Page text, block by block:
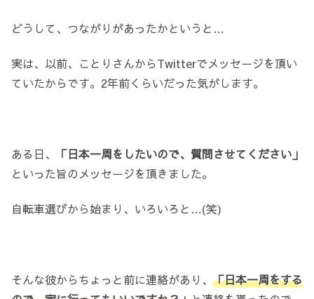
どうして、つながりがあったかというと…
実は、以前、ことりさんからTwitterでメッセージを頂い
ていたからです。2年前くらいだった気がします。
ある日、
「日本一周をしたいので、質問させてください」
といった旨のメッセージを頂きました。
自転車選びから始まり、いろいろと…(笑)
そんな彼からちょっと前に連絡があり、 「日本一周をする